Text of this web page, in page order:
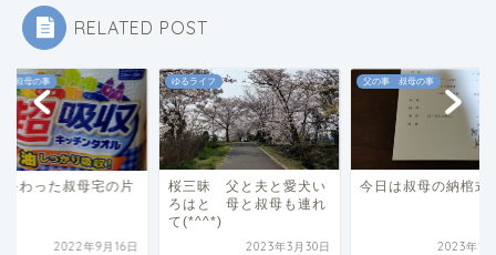
RELATED POST
叔母の事
終わった叔母宅の片
2022年9月16日
ゆるライフ
桜三昧 父と夫と愛犬い
ろはと 母と叔母も連れ
て(*^^*)
2023年3月30日
父の事 叔母の事
今日は叔母の納棺
2023年1